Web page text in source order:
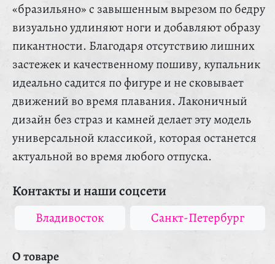
«бразильяно» с завышенным вырезом по бедру
визуально удлиняют ноги и добавляют образу
пикантности. Благодаря отсутствию лишних
застежек и качественному пошиву, купальник
идеально садится по фигуре и не сковывает
движений во время плавания. Лаконичный
дизайн без страз и камней делает эту модель
универсальной классикой, которая останется
актуальной во время любого отпуска.
Контакты и наши соцсети
Владивосток Санкт-Петербург
О товаре